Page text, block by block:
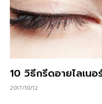
10 วิธีกรีดอายไลเน
2017/10/12